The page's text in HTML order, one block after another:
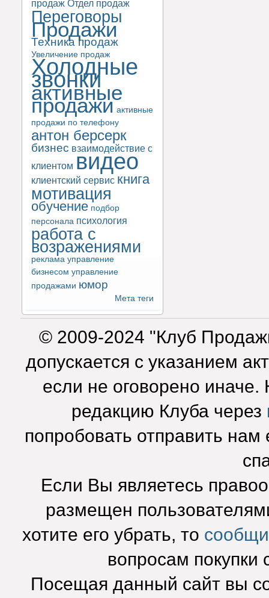
продаж Отдел продаж
Переговоры
Продажи
Техника продаж
Увеличение продаж
Холодные
звонки
активные
продажи активные
продажи по телефону
антон берсерк
бизнес взаимодействие с
клиентом видео
клиентский сервис книга
мотивация
обучение подбор
персонала психология
работа с
возражениями
реклама управление
бизнесом управление
продажами юмор
Мета теги
© 2009-2024 "Клуб
допускается с указанием
если не оговорено
редакцию Клуба через
попробовать отправить нам
Если Вы являетесь
размещен
хотите его убрать, то
вопросам покупки
Посещая данный сайт вы